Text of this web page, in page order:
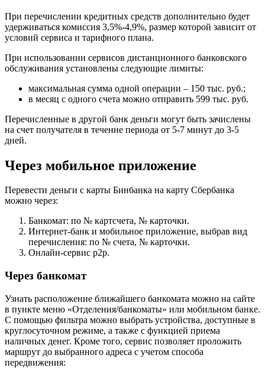
При перечислении кредитных средств дополнительно будет
удерживаться комиссия 3,5%-4,9%, размер которой зависит от
условий сервиса и тарифного плана.
При использовании сервисов дистанционного банковского
обслуживания установлены следующие лимиты:
максимальная сумма одной операции – 150 тыс. руб.;
в месяц с одного счета можно отправить 599 тыс. руб.
Перечисленные в другой банк деньги могут быть зачислены
на счет получателя в течение периода от 5-7 минут до 3-5
дней.
Через мобильное приложение
Перевести деньги с карты Бинбанка на карту Сбербанка
можно через:
Банкомат: по № картсчета, № карточки.
Интернет-банк и мобильное приложение, выбрав вид
перечисления: по № счета, № карточки.
Онлайн-сервис р2р.
Через банкомат
Узнать расположение ближайшего банкомата можно на сайте
в пункте меню «Отделения/банкоматы» или мобильном банке.
С помощью фильтра можно выбрать устройства, доступные в
круглосуточном режиме, а также с функцией приема
наличных денег. Кроме того, сервис позволяет проложить
маршрут до выбранного адреса с учетом способа
передвижения: